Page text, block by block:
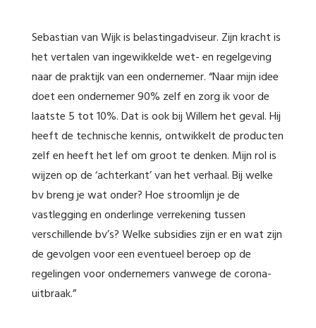
Sebastian van Wijk is belastingadviseur. Zijn kracht is
het vertalen van ingewikkelde wet- en regelgeving
naar de praktijk van een ondernemer. “Naar mijn idee
doet een ondernemer 90% zelf en zorg ik voor de
laatste 5 tot 10%. Dat is ook bij Willem het geval. Hij
heeft de technische kennis, ontwikkelt de producten
zelf en heeft het lef om groot te denken. Mijn rol is
wijzen op de ‘achterkant’ van het verhaal. Bij welke
bv breng je wat onder? Hoe stroomlijn je de
vastlegging en onderlinge verrekening tussen
verschillende bv’s? Welke subsidies zijn er en wat zijn
de gevolgen voor een eventueel beroep op de
regelingen voor ondernemers vanwege de corona-
uitbraak.”